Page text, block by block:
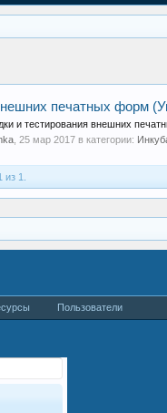
печатных форм
и тестирования внешних
25 мар 2017 в категории:
1.
Пользователи